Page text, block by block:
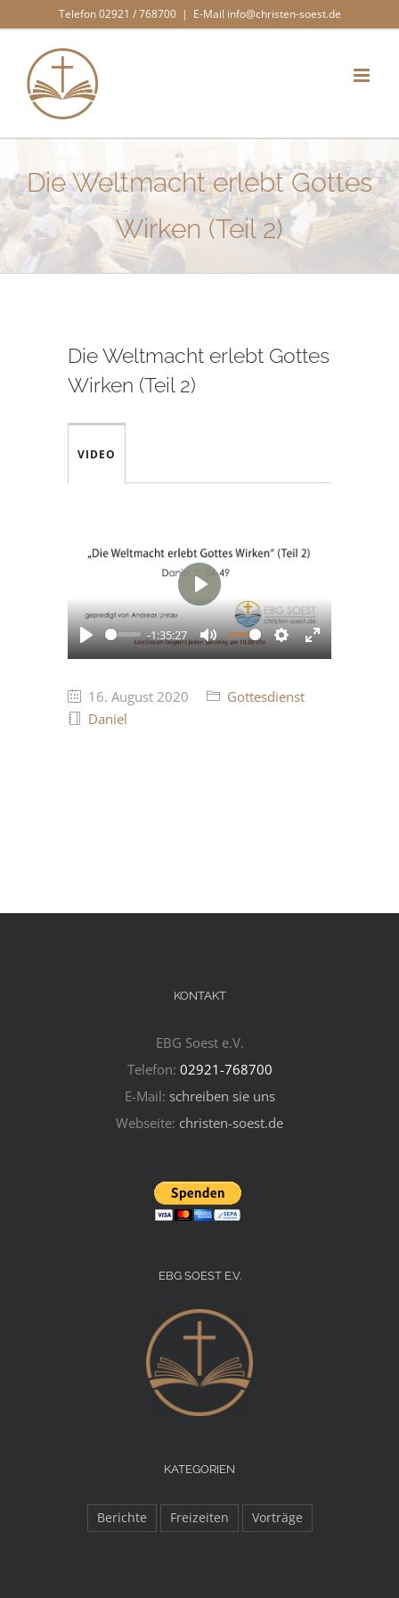
springen
Telefon 02921 / 768700 | E-Mail info@christen-soest.de
Die Weltmacht erlebt Gottes
Wirken (Teil 2)
Die Weltmacht erlebt Gottes
Wirken (Teil 2)
VIDEO
Play
-1:35:27
Mute Settings
Enter
Play
16. August 2020
Gottesdienst
Daniel
KONTAKT
EBG Soest e.V.
Telefon: 02921-768700
E-Mail: schreiben sie uns
Webseite: christen-soest.de
EBG SOEST E.V.
KATEGORIEN
Berichte Freizeiten Vorträge